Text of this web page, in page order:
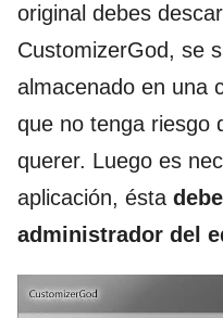
original debes
CustomizerGod, se
almacenado en una
que no tenga riesgo
querer. Luego es
aplicación, ésta
administrador del